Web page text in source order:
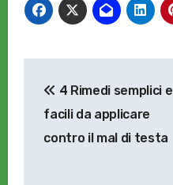
articoli
4 Rimedi semplici e
facili da applicare
contro il mal di testa